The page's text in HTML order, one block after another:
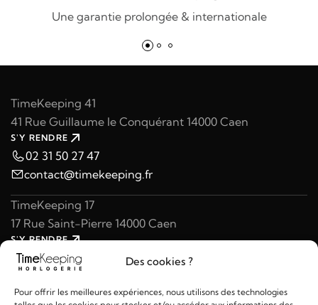
Des cookies ?
Pour offrir les meilleures expériences, nous utilisons des technologies
Une garantie prolongée & internationale
TimeKeeping 41
41 Rue Guillaume le Conquérant 14000 Caen
S'Y RENDRE
02 31 50 27 47
contact@timekeeping.fr
TimeKeeping 17
17 Rue Saint-Pierre 14000 Caen
S'Y RENDRE
02 31 47 49 97